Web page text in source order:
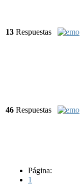
13 Respuestas
46 Respuestas
Página:
1